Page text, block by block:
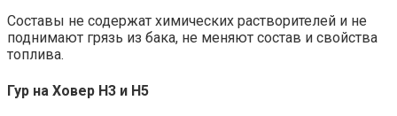
Составы не содержат химических растворителей и не
поднимают грязь из бака, не меняют состав и свойства
топлива.
Гур на Ховер H3 и H5